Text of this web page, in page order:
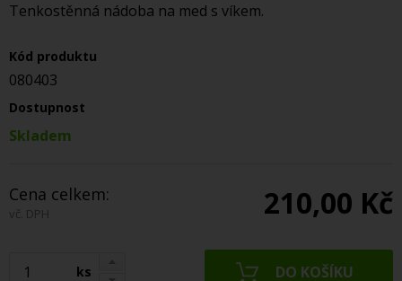
Tenkostěnná nádoba na med s víkem.
Kód produktu
080403
Dostupnost
Skladem
Cena celkem:
vč. DPH 210,00 Kč
ks